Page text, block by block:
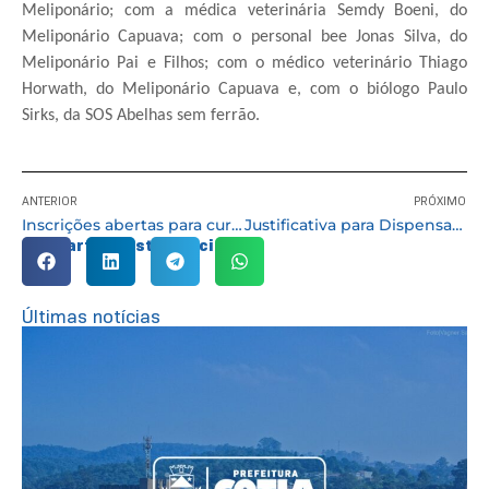
Meliponário; com a médica veterinária Semdy Boeni, do
Meliponário Capuava; com o personal bee Jonas Silva, do
Meliponário Pai e Filhos; com o médico veterinário Thiago
Horwath, do Meliponário Capuava e, com o biólogo Paulo
Sirks, da SOS Abelhas sem ferrão.
ANTERIOR
Inscrições abertas para cursos on-line de qualificação profissional e empreendedora do Via Rápida
PRÓXIMO
Justificativa para Dispensa do Chamamento Público SDS Nº 11/2023
Compartilhe esta notícia:
Últimas notícias